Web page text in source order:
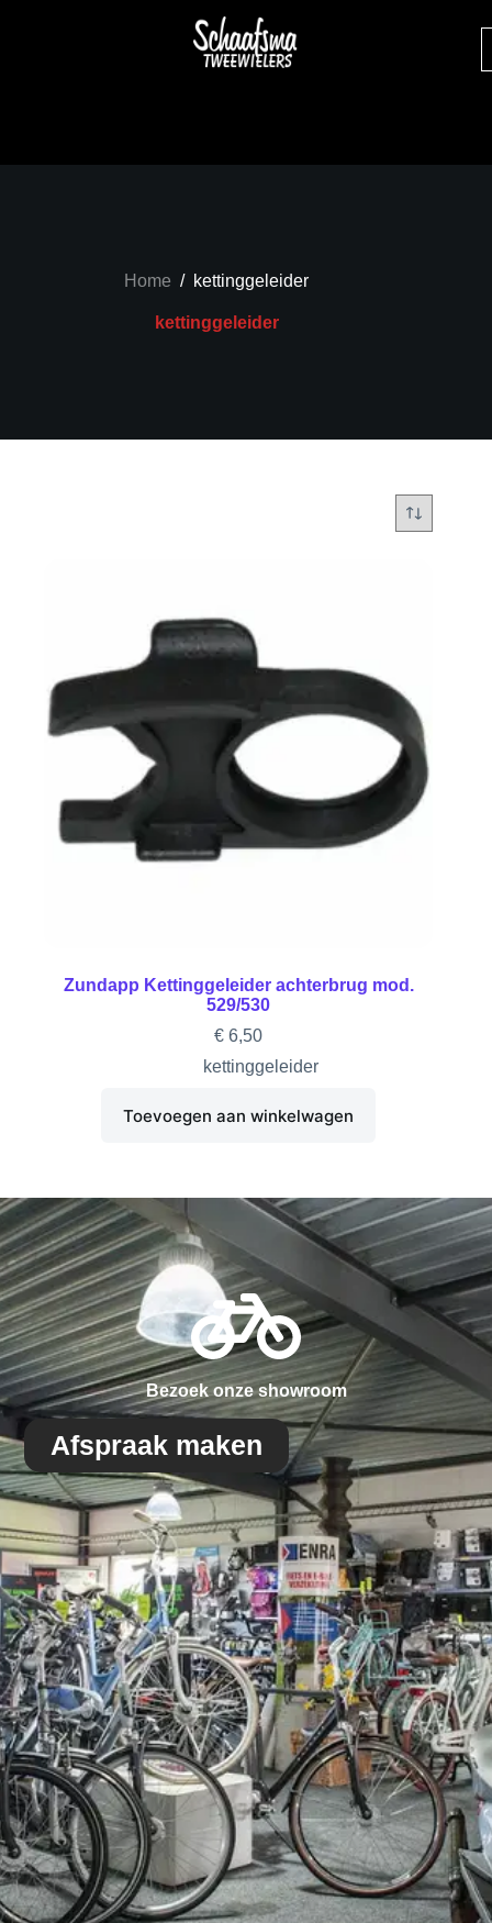
Home / kettinggeleider
kettinggeleider
Zundapp Kettinggeleider achterbrug mod.
529/530
€ 6,50
kettinggeleider
Toevoegen aan winkelwagen
Bezoek onze showroom
Afspraak maken